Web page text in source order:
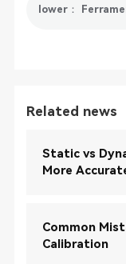
Related news
Static vs
More
Common
Calibration